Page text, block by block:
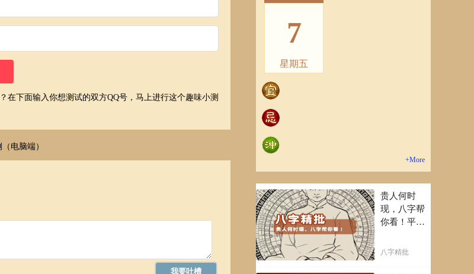
在下面输入你想测试的双方QQ号，马上进行这个趣味小测
电脑端）
7
星期五
+More
贵人何时
现，八字帮
你看！平阴
八字精批批
八字精批